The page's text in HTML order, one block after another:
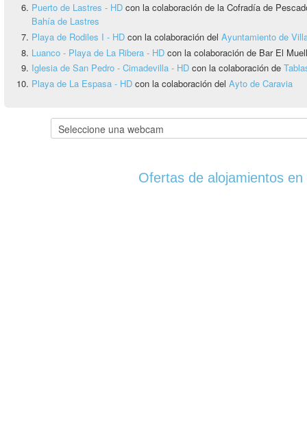
Puerto de Lastres - HD con la colaboración de la Cofradía de
Bahía de Lastres
Playa de Rodiles I - HD con la colaboración del Ayuntamiento de
Luanco - Playa de La Ribera - HD con la colaboración de Bar El
Iglesia de San Pedro - Cimadevilla - HD con la colaboración de
Playa de La Espasa - HD con la colaboración del Ayto de Caravia
Ofertas de alojamientos en